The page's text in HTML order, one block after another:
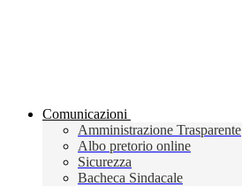
Comunicazioni
Amministrazione Trasparente
Albo pretorio online
Sicurezza
Bacheca Sindacale